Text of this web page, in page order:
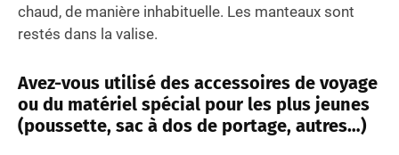
chaud, de manière inhabituelle. Les manteaux sont
restés dans la valise.
Avez-vous utilisé des accessoires de voyage
ou du matériel spécial pour les plus jeunes
(poussette, sac à dos de portage, autres…)